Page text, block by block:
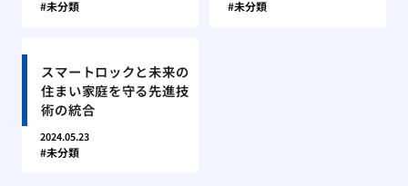
未分類 未分類
スマートロックと未来の
住まい家庭を守る先進技
術の統合
2024.05.23
未分類